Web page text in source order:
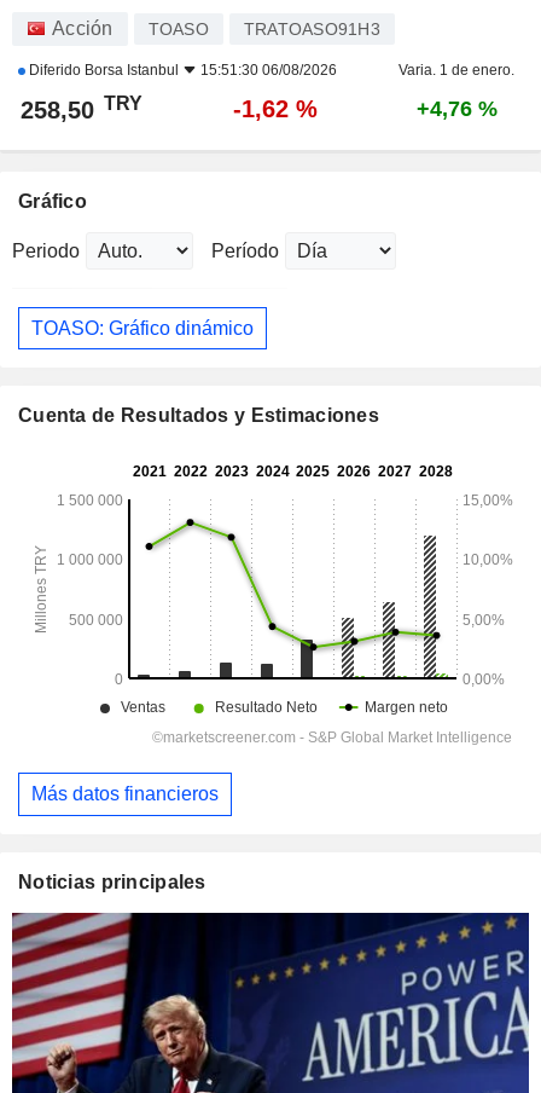
Acción TOASO TRATOASO91H3
Diferido Borsa Istanbul 15:51:30 06/08/2026 Varia. 1 de enero.
258,50 TRY -1,62 % +4,76 %
Gráfico
Periodo Período
TOASO: Gráfico dinámico
Cuenta de Resultados y Estimaciones
Más datos financieros
Noticias principales